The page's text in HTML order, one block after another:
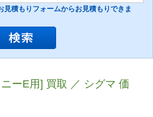
積もりフォームからお見積もりできま
ーE用] 買取 ／ シグマ 価